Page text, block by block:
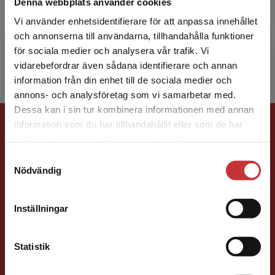
Vi använder enhetsidentifierare för att anpassa innehållet
och annonserna till användarna, tillhandahålla funktioner
för sociala medier och analysera vår trafik. Vi
vidarebefordrar även sådana identifierare och annan
information från din enhet till de sociala medier och
annons- och analysföretag som vi samarbetar med.
Dessa kan i sin tur kombinera informationen med annan
information som du har tillhandahållit eller som de har
Nödvändig
Inställningar
Statistik
Begränsad fraktregion
Det verkar som att du besöker
studentlitteratur.se via en enhet utanför Sverige.
Vi erbjuder inte leveranser utanför Sverige. För
att kunna slutföra ett köp måste
Johan Staby Olsén är legitimerad läkare och
civilingenjör. Verksam som ST-läkare i onkologi
vid Centralsjukhuset i Karlstad och doktorand
vid Örebr...
Förlagskontakt